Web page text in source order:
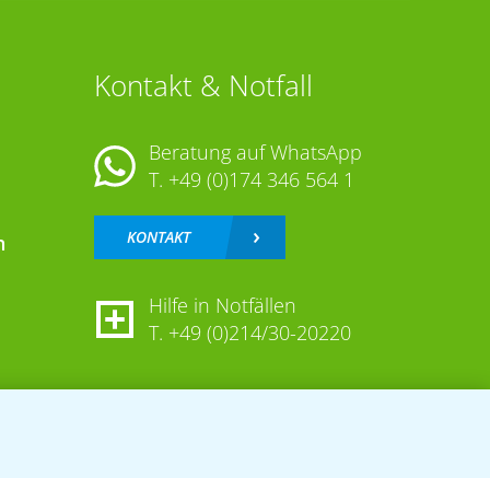
Kontakt & Notfall
Beratung auf WhatsApp
T. +49 (0)174 346 564 1
KONTAKT
Hilfe in Notfällen
T. +49 (0)214/30-20220